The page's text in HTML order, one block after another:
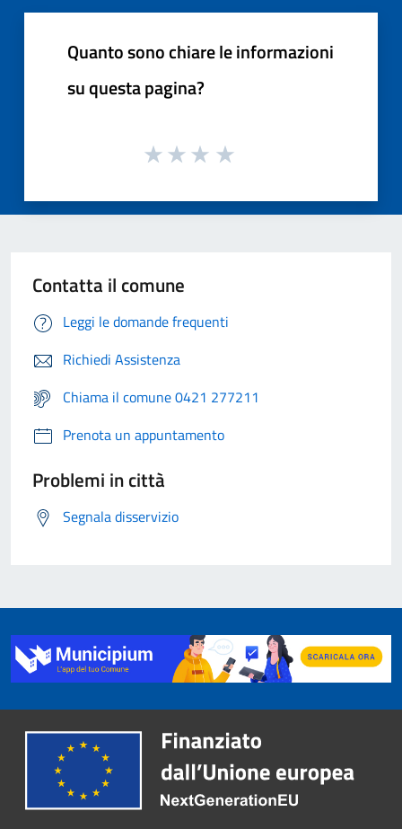
Quanto sono chiare le informazioni
su questa pagina?
Contatta il comune
Leggi le domande frequenti
Richiedi Assistenza
Chiama il comune 0421 277211
Prenota un appuntamento
Problemi in città
Segnala disservizio